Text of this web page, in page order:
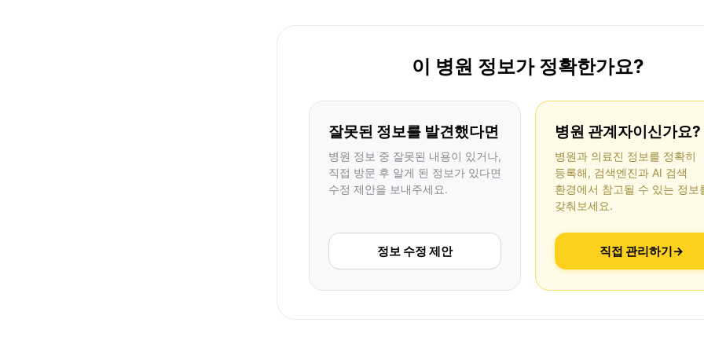
이 병원 정보가 정확한가요?
잘못된 정보를 발견했다면
병원 정보 중 잘못된 내용이 있거나,
직접 방문 후 알게 된 정보가 있다면
수정 제안을 보내주세요.
정보 수정 제안
병원 관계자이신가요?
병원과 의료진 정보를 정확히
등록해, 검색엔진과 AI 검색
환경에서 참고될 수 있는 정보
갖춰보세요.
직접 관리하기→